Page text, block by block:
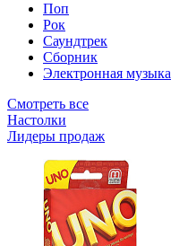
Поп
Рок
Саундтрек
Сборник
Электронная музыка
Смотреть все
Настолки
Лидеры продаж